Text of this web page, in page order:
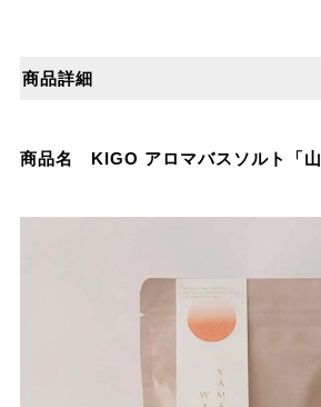
商品詳細
商品名 KIGO アロマバスソルト「山